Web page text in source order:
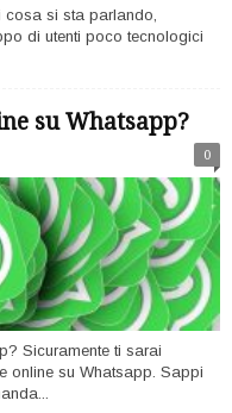
cosa si sta parlando,
di utenti poco tecnologici
su Whatsapp?
0
Sicuramente ti sarai
online su Whatsapp. Sappi